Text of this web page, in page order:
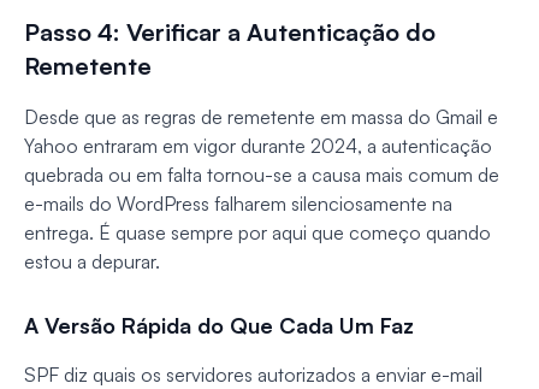
Passo 4: Verificar a Autenticação do
Remetente
Desde que as regras de remetente em massa do Gmail e
Yahoo entraram em vigor durante 2024, a autenticação
quebrada ou em falta tornou-se a causa mais comum de
e-mails do WordPress falharem silenciosamente na
entrega. É quase sempre por aqui que começo quando
estou a depurar.
A Versão Rápida do Que Cada Um Faz
SPF diz quais os servidores autorizados a enviar e-mail